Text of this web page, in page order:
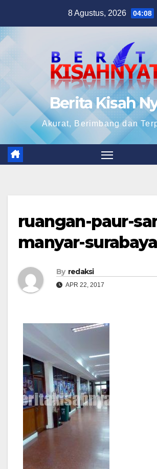
content
8 Agustus, 2026 04:08
Berita Kisah
Akurat, Berimbang dan
ruangan-paur-
manyar-
By redaksi
APR 22, 2017